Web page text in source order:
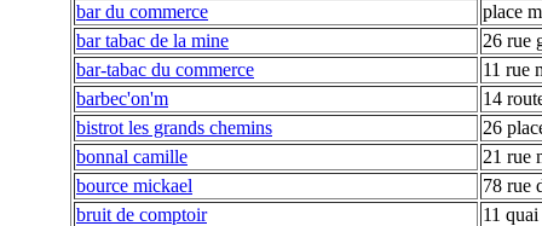
bar du commerce
place
bar tabac de la mine
26 rue
bar-tabac du commerce
11 rue
barbec'on'm
14
bistrot les grands chemins
26
bonnal camille
21 rue
bource mickael
78 rue
bruit de comptoir
11